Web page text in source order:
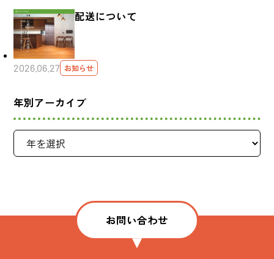
配送について
2026.06.27 お知らせ
年別アーカイブ
お問い合わせ